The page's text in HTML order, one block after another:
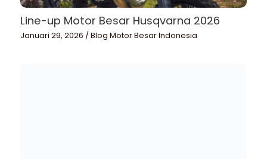
Line-up Motor Besar Husqvarna 2026
Januari 29, 2026 /Blog Motor Besar Indonesia